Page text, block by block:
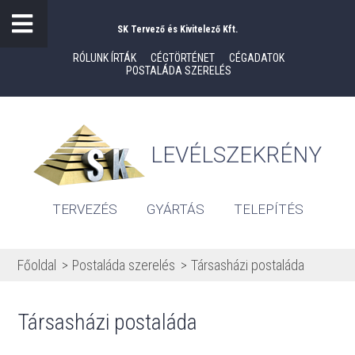
SK Tervező és Kivitelező Kft.
RÓLUNK ÍRTÁK CÉGTÖRTÉNET
CÉGADATOK
POSTALÁDA SZERELÉS
LEVÉLSZEKRÉNY
TERVEZÉS GYÁRTÁS TELEPÍTÉS
Főoldal Postaláda szerelés Társasházi postaláda
Társasházi postaláda